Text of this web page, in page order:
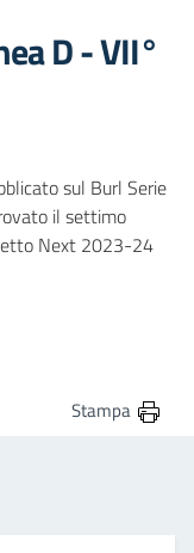
D - VII°
sul Burl Serie
il settimo
Next 2023-24
Facebook
su Twitter
pagina su Linkedin
questa pagina via
Stampa